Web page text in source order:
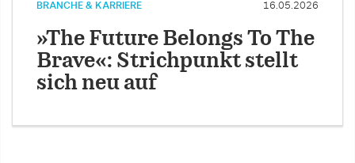
BRANCHE & KARRIERE 16.05.2026
»The Future Belongs To The
Brave«: Strichpunkt stellt
sich neu auf